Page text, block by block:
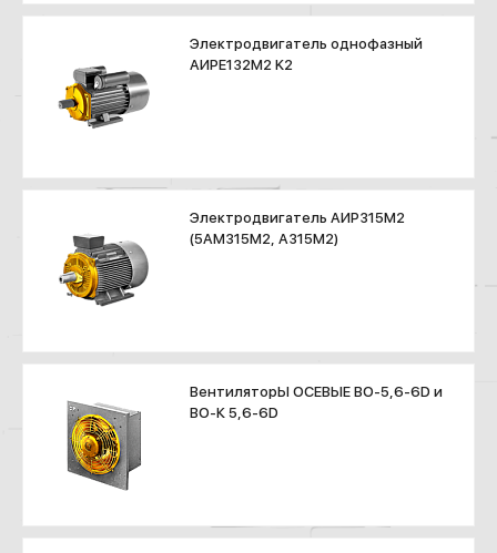
Электродвигатель однофазный
АИРЕ132М2 K2
Электродвигатель АИР315М2
(5АМ315М2, А315М2)
ВентиляторЫ ОСЕВЫЕ ВО-5,6-6D и
ВО-К 5,6-6D